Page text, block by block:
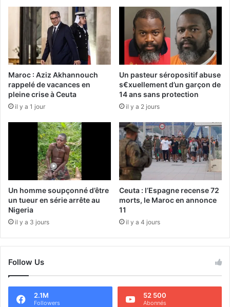
Maroc : Aziz Akhannouch
rappelé de vacances en
pleine crise à Ceuta
il y a 1 jour
Un pasteur séropositif abuse
s€xuellement d’un garçon de
14 ans sans protection
il y a 2 jours
Un homme soupçonné d’être
un tueur en série arrête au
Nigeria
il y a 3 jours
Ceuta : l’Espagne recense 72
morts, le Maroc en annonce
11
il y a 4 jours
Follow Us
2.1M
Followers
52 500
Abonnés